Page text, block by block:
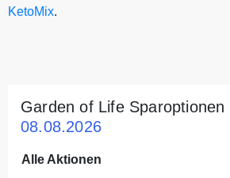
KetoMix.
Garden of Life Sparoptionen
08.08.2026
Alle Aktionen